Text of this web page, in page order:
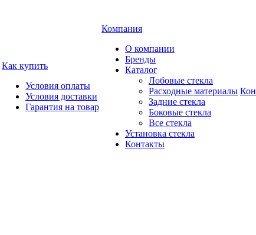
Как купить
Условия оплаты
Условия доставки
Гарантия на товар
Компания
О компании
Бренды
Каталог
Лобовые стекла
Расходные материалы
Задние стекла
Боковые стекла
Все стекла
Установка стекла
Контакты